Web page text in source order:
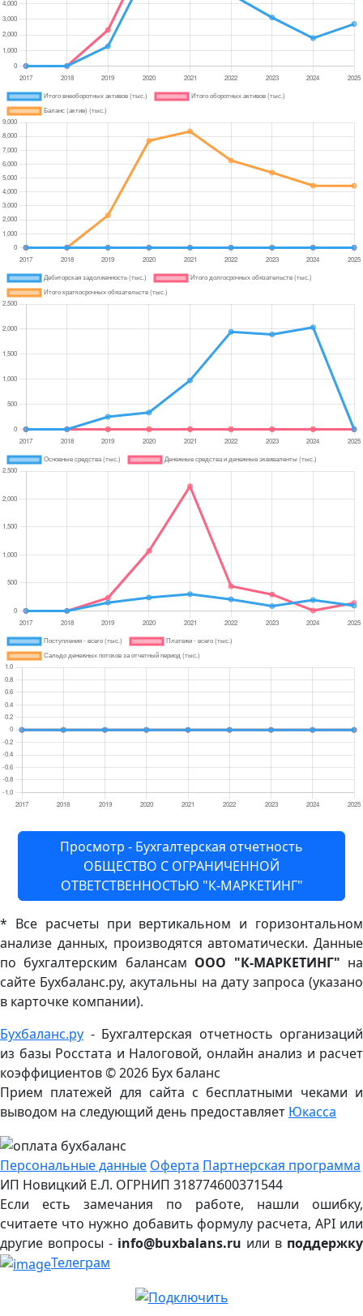
Просмотр - Бухгалтерская отчетность
ОБЩЕСТВО С ОГРАНИЧЕННОЙ
ОТВЕТСТВЕННОСТЬЮ "К-МАРКЕТИНГ"
* Все расчеты при вертикальном и горизонтальном
анализе данных, производятся автоматически. Данные
по бухгалтерским балансам ООО "К-МАРКЕТИНГ" на
сайте Бухбаланс.ру, акутальны на дату запроса (указано
в карточке компании).
Бухбаланс.ру - Бухгалтерская отчетность организаций
из базы Росстата и Налоговой, онлайн анализ и расчет
коэффициентов ©2026 Бух баланс
Прием платежей для сайта с бесплатными чеками и
выводом на следующий день предоставляет Юкасса
Персональные данные Оферта Партнерская программа
ИП Новицкий Е.Л. ОГРНИП 318774600371544
Если есть замечания по работе, нашли ошибку,
считаете что нужно добавить формулу расчета, API или
другие вопросы - info@buxbalans.ru или в поддержку
Телеграм